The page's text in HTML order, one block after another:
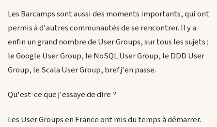
Les Barcamps sont aussi des moments importants, qui ont
permis à d'autres communautés de se rencontrer. Il y a
enfin un grand nombre de User Groups, sur tous les sujets :
le Google User Group, le NoSQL User Group, le DDD User
Group, le Scala User Group, bref j'en passe.
Qu'est-ce que j'essaye de dire ?
Les User Groups en France ont mis du temps à démarrer.